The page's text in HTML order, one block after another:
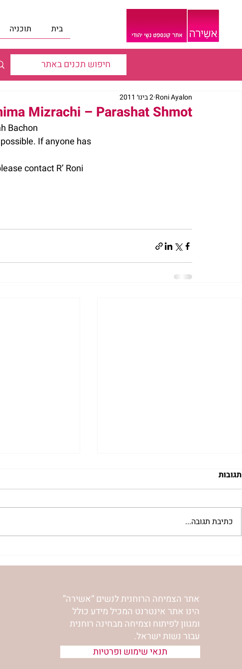
בית תוכניה
Mizrachi – Parashat Shmot
Roni Ayalon 2 בינו׳ 2011
Bachon
If anyone has
contact R’ Roni
שיעור לט"ו באב | הר' ימימה
השיעור לתשעה
תגובות
כתיבת תגובה...
אתר הצמיחה הרוחנית לנשים “אשירה”
הינו אתר אינטרנט המכיל מידע כולל
ומגוון לפיתוח וצמיחה מבחינה רוחנית
עבור נשות ישראל.
תנאי שימוש ופרטיות